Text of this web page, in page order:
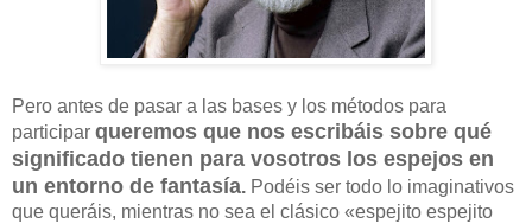
Pero antes de pasar a las bases y los métodos para
participar queremos que nos escribáis sobre qué
significado tienen para vosotros los espejos en
un entorno de fantasía. Podéis ser todo lo imaginativos
que queráis, mientras no sea el clásico «espejito espejito